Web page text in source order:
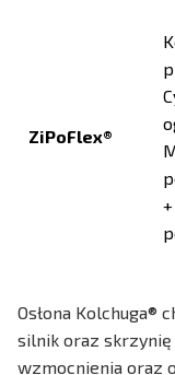
ZiPoFlex®
Osłona Kolchuga®
silnik oraz skrzynię
wzmocnienia oraz